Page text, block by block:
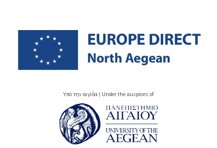
Υπό την αιγίδα | Under the auspices of